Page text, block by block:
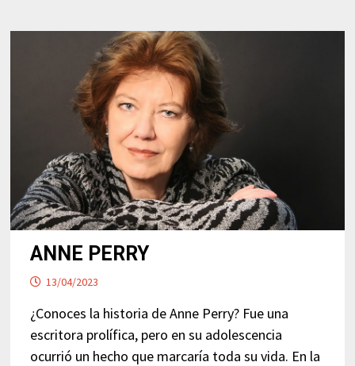
ANNE PERRY
13/04/2023
¿Conoces la historia de Anne Perry? Fue una
escritora prolífica, pero en su adolescencia
ocurrió un hecho que marcaría toda su vida. En la